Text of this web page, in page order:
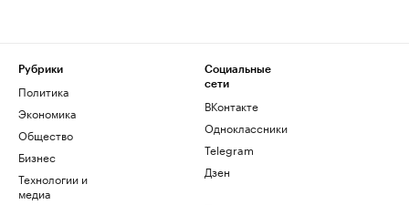
Рубрики
Политика
Экономика
Общество
Бизнес
Технологии и
медиа
Социальные
сети
ВКонтакте
Одноклассники
Telegram
Дзен